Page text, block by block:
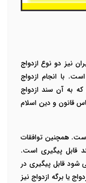
نیز دو نوع ازدواج
با انجام ازدواج
به آن سند ازدواج
قانون و دین اسلام
است. همچنین توافقات
قابل پیگیری است.
قابل پیگیری در
یا برگه ازدواج نیز